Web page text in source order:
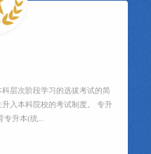
层次阶段学习的选拔考试的简
本科院校的考试制度。 专升
教育专升本(统...